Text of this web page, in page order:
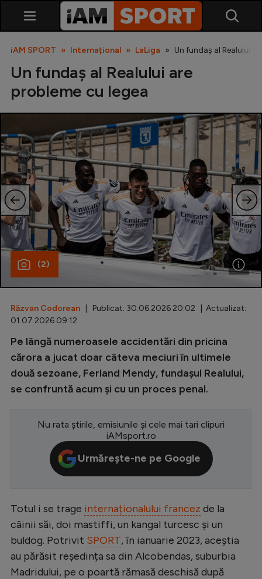
SuperLiga
Liga 2
Cupa României
Echipa Națională
U21
Fotbal feminin
Diverse
Inedit
Clasamente
Europa League
Conference League
CM 2026
LaLiga
Serie A
Bundesliga
iAM SPORT Internațional LaLiga Un fundaș al Realului
Un fundaș al Realului are
probleme cu legea
(2)
Răzvan Codorean | Publicat: 30.06.2026 20:02 | Actualizat:
01.07.2026 09:12
Pe lângă numeroasele accidentări din pricina
cărora a jucat doar câteva meciuri în ultimele
două sezoane, Ferland Mendy, fundașul Realului,
se confruntă acum și cu un proces penal.
Nu rata știrile, emisiunile și cele mai tari clipuri
iAMsport.ro
Urmărește-ne pe Google
Totul i se trage internaționalului francez de la
câinii săi, doi mastiffi, un kangal turcesc și un
buldog. Potrivit SPORT, în ianuarie 2023, aceștia
au părăsit reședința sa din Alcobendas, suburbia
Madridului, pe o poartă rămasă deschisă după